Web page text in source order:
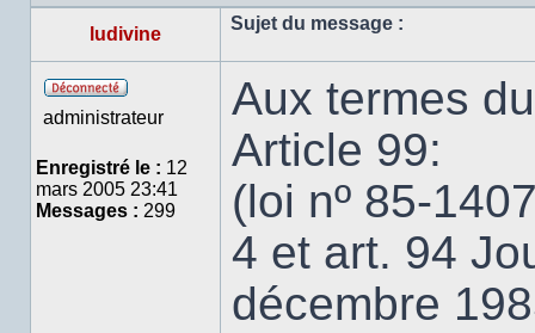
ludivine
Sujet du message :
Hors
ligne
administrateur
Enregistré le : 12
mars 2005 23:41
Messages : 299
Aux termes
Article 99:
(loi nº 85-
4 et art. 94
décembre